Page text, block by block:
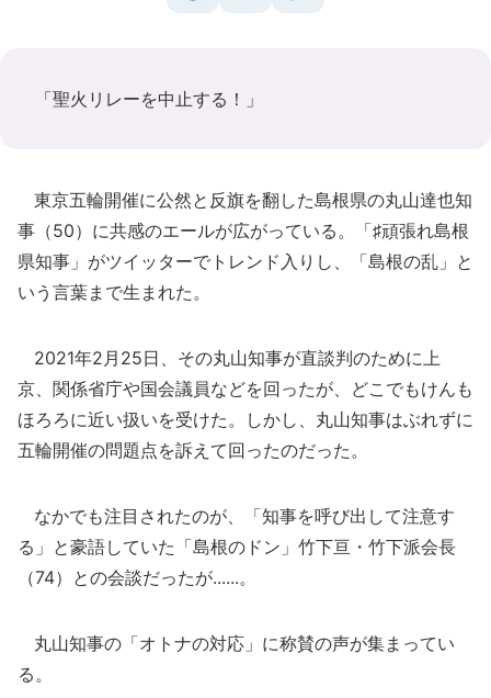
「聖火リレーを中止する！」
東京五輪開催に公然と反旗を翻した島根県の丸山達也知
事（50）に共感のエールが広がっている。「♯頑張れ島根
県知事」がツイッターでトレンド入りし、「島根の乱」と
いう言葉まで生まれた。
2021年2月25日、その丸山知事が直談判のために上
京、関係省庁や国会議員などを回ったが、どこでもけんも
ほろろに近い扱いを受けた。しかし、丸山知事はぶれずに
五輪開催の問題点を訴えて回ったのだった。
なかでも注目されたのが、「知事を呼び出して注意す
る」と豪語していた「島根のドン」竹下亘・竹下派会長
（74）との会談だったが......。
丸山知事の「オトナの対応」に称賛の声が集まってい
る。